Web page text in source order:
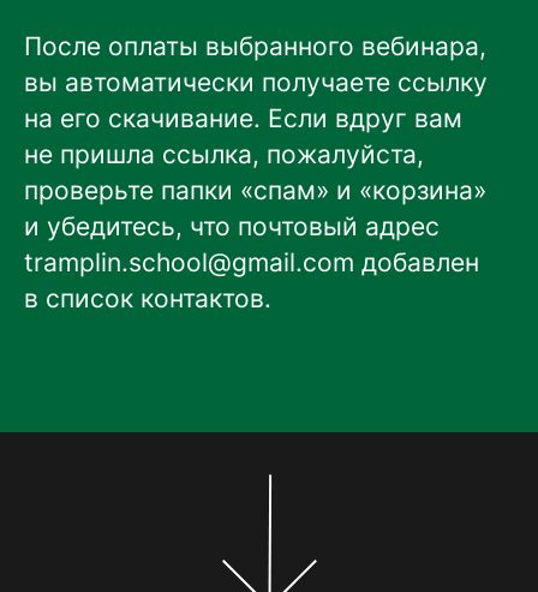
После оплаты выбранного вебинара,
вы автоматически получаете ссылку
на его скачивание. Если вдруг вам
не пришла ссылка, пожалуйста,
проверьте папки «спам» и «корзина»
и убедитесь, что почтовый адрес
tramplin.school@gmail.com добавлен
в список контактов.